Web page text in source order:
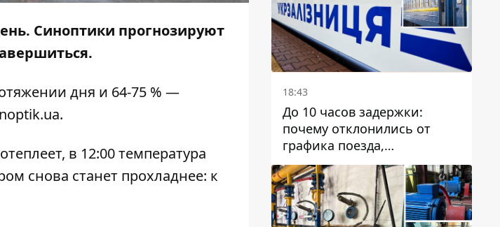
Синоптики прогнозируют
дня и 64-75 % —
.
в 12:00 температура
снова станет прохладнее: к
преступную организацию
18:43
До 10 часов задержки:
почему отклонились от
графика поезда,
курсирующие через Днепр
и область